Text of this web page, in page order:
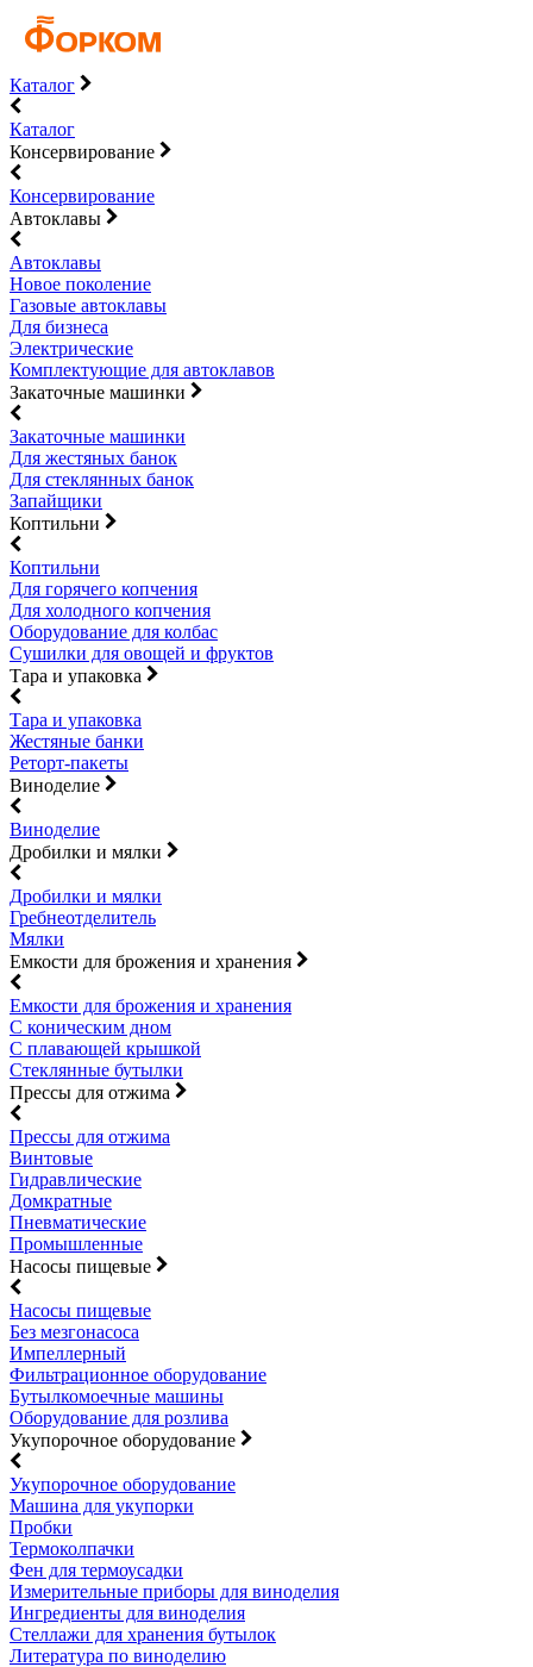
Каталог
Каталог
Консервирование
Консервирование
Автоклавы
Автоклавы
Новое поколение
Газовые автоклавы
Для бизнеса
Электрические
Комплектующие для автоклавов
Закаточные машинки
Закаточные машинки
Для жестяных банок
Для стеклянных банок
Запайщики
Коптильни
Коптильни
Для горячего копчения
Для холодного копчения
Оборудование для колбас
Сушилки для овощей и фруктов
Тара и упаковка
Тара и упаковка
Жестяные банки
Реторт-пакеты
Виноделие
Виноделие
Дробилки и мялки
Дробилки и мялки
Гребнеотделитель
Мялки
Емкости для брожения и хранения
Емкости для брожения и хранения
С коническим дном
С плавающей крышкой
Стеклянные бутылки
Прессы для отжима
Прессы для отжима
Винтовые
Гидравлические
Домкратные
Пневматические
Промышленные
Насосы пищевые
Насосы пищевые
Без мезгонасоса
Импеллерный
Фильтрационное оборудование
Бутылкомоечные машины
Оборудование для розлива
Укупорочное оборудование
Укупорочное оборудование
Машина для укупорки
Пробки
Термоколпачки
Фен для термоусадки
Измерительные приборы для виноделия
Ингредиенты для виноделия
Стеллажи для хранения бутылок
Литература по виноделию